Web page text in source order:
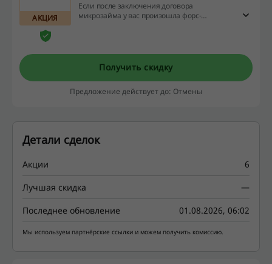
АКЦИЯ
Если после заключения договора
микрозайма у вас произошла форс-
процентов и пеней после подписания
соглашения о расторжении договора займа.
Более детальную информацию можно
получить, позвонив на горячую линию
Турбозайм.
Получить скидку
Предложение действует до: Отмены
Детали сделок
Акции
6
Лучшая скидка
—
Последнее обновление
01.08.2026, 06:02
Мы используем партнёрские ссылки и можем получить комиссию.